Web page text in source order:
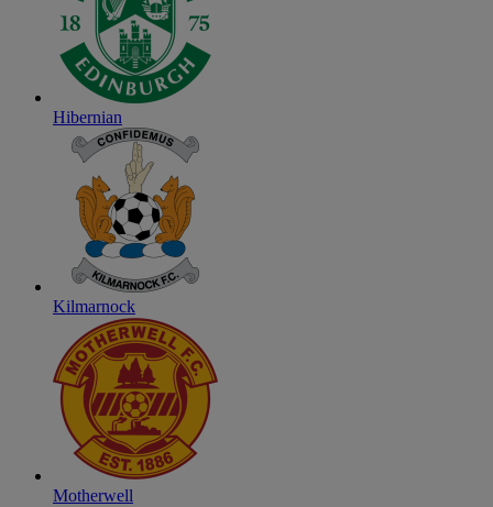
Hibernian
Kilmarnock
Motherwell